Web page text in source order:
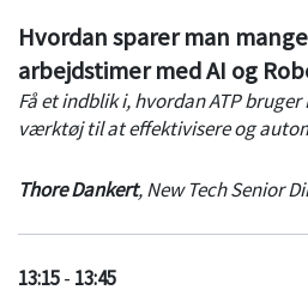
Hvordan sparer man
arbejdstimer med AI og
Få et indblik i, hvordan ATP
værktøj til at effektivisere og
Thore Dankert,New Tech Senior
13:15- 13:45